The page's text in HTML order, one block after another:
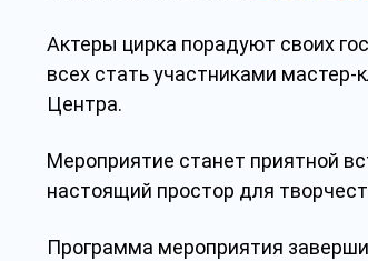
Актеры цирка порадуют своих
всех стать участниками
Центра.
Мероприятие станет приятной
настоящий простор для
Программа мероприятия